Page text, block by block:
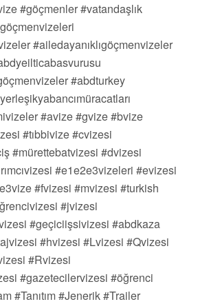
#göçmenler #vatandaşlık
#ailedayanıklıgöçmenvizeler
#abdturkey
#avize #gvize #bvize
#tıbbivize #cvizesi
#mürettebatvizesi #dvizesi
#e1e2e3vizeleri #evizesi
#fvizesi #mvizesi #turkish
#jvizesi
#geçiciişsivizesi #abdkaza
#hvizesi #Lvizesi #Qvizesi
#Rvizesi
#gazetecilervizesi #öğrenci
#Tanıtım #Jenerik #Trailer